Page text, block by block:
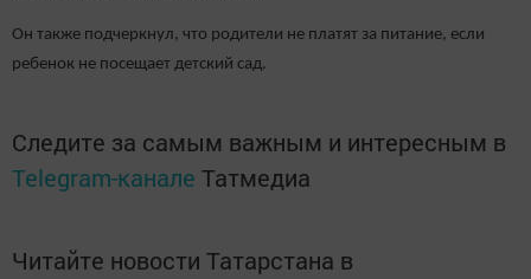
Он также подчеркнул, что родители не платят за питание, если
ребенок не посещает детский сад.
Следите за самым важным и интересным в
Telegram-канале Татмедиа
Читайте новости Татарстана в